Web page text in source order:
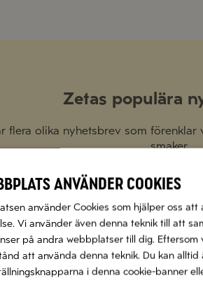
Zetas populära
flera olika nyhetsbrev som
smaker.
Prenumerera
använder cookies
använder Cookies som hjälper oss
Vi använder även denna teknik till att
på andra webbplatser till dig.
att använda denna teknik. Du kan
i denna cookie-banner